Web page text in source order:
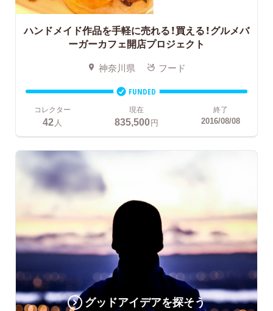
ハンドメイド作品を手軽に売れる！買える！グルメバ
ーガーカフェ開店プロジェクト
神奈川県 フード
FUNDED
コレクター
42人
現在
835,500円
終了
2016/08/08
グッドアイデアを探そう